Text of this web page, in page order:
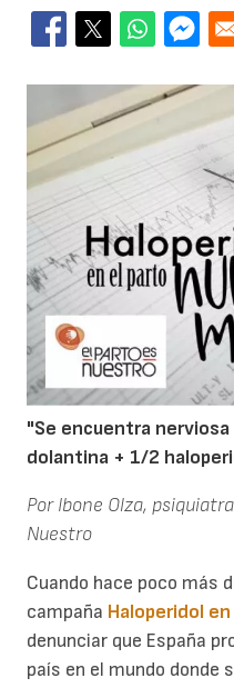
"Se encuentra
dolantina + 1/2
Por Ibone Olza,
Nuestro
Cuando hace poco más
campaña Haloperidol
denunciar que España
país en el mundo donde